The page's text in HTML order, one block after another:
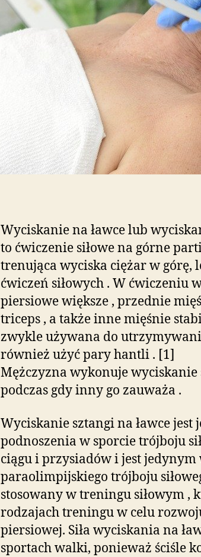
Wyciskanie na ławce lub
to ćwiczenie siłowe na górne
trenująca wyciska ciężar w górę,
ćwiczeń siłowych . W ćwiczeniu
piersiowe większe , przednie
triceps , a także inne mięśnie
zwykle używana do
również użyć pary hantli . [1]
Mężczyzna wykonuje wyciskanie
podczas gdy inny go zauważa .
Wyciskanie sztangi na ławce jest
podnoszenia w sporcie trójboju
ciągu i przysiadów i jest jedynym
paraolimpijskiego trójboju
stosowany w treningu siłowym ,
rodzajach treningu w celu
piersiowej. Siła wyciskania na
sportach walki, ponieważ ściśle